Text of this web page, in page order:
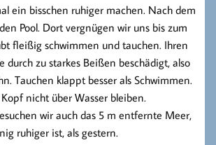
ein bisschen ruhiger machen. Nach dem
Pool. Dort vergnügen wir uns bis zum
fleißig schwimmen und tauchen. Ihren
durch zu starkes Beißen beschädigt, also
Tauchen klappt besser als Schwimmen.
nicht über Wasser bleiben.
wir auch das 5 m entfernte Meer,
ruhiger ist, als gestern.